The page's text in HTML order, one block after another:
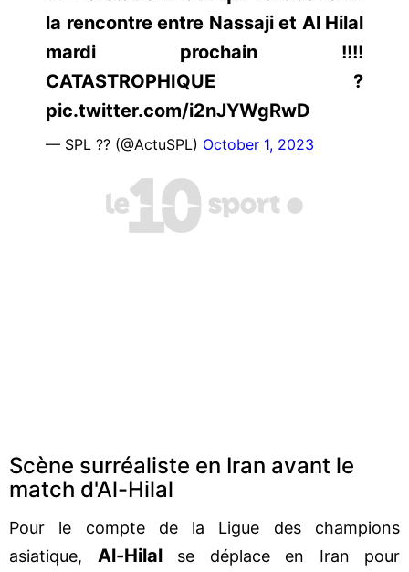
la rencontre entre Nassaji et Al Hilal
mardi prochain !!!!
CATASTROPHIQUE ?
pic.twitter.com/i2nJYWgRwD
— SPL ?? (@ActuSPL) October 1, 2023
Scène surréaliste en Iran avant le
match d'Al-Hilal
Pour le compte de la Ligue des champions
asiatique, Al-Hilalse déplace en Iran pour